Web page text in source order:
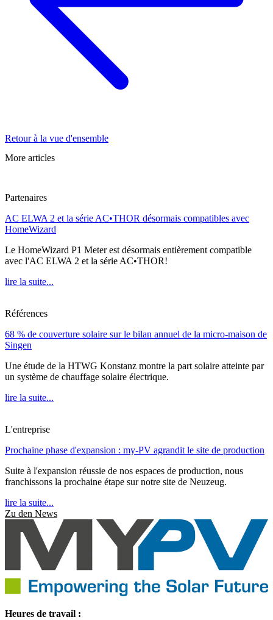
Retour à la vue d'ensemble
More articles
Partenaires
AC ELWA 2 et la série AC•THOR désormais compatibles avec
HomeWizard
Le HomeWizard P1 Meter est désormais entièrement compatible
avec l'AC ELWA 2 et la série AC•THOR!
lire la suite...
Références
68 % de couverture solaire sur le bilan annuel de la micro-maison de
Singen
Une étude de la HTWG Konstanz montre la part solaire atteinte par
un système de chauffage solaire électrique.
lire la suite...
L'entreprise
Prochaine phase d'expansion : my-PV agrandit le site de production
Suite à l'expansion réussie de nos espaces de production, nous
franchissons la prochaine étape sur notre site de Neuzeug.
lire la suite...
Zu den News
Heures de travail :